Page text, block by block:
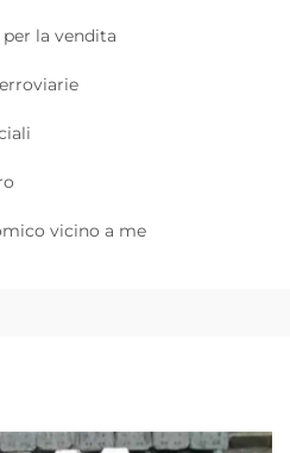
la vendita
vicino a me